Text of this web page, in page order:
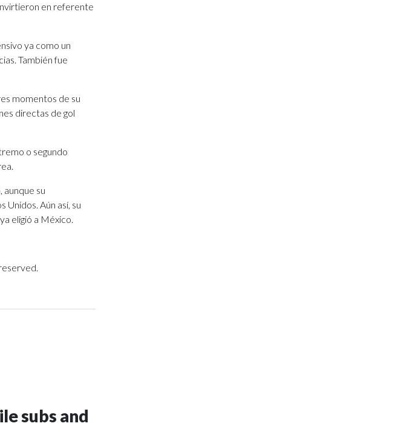
en referente
ya como un
También fue
momentos de su
directas de gol
o segundo
aunque su
Aún así, su
eligió a México.
subs and